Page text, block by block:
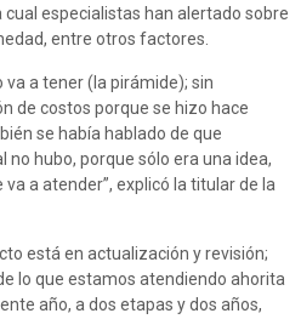
cual especialistas han alertado sobre
entre otros factores.
va a tener (la pirámide); sin
de costos porque se hizo hace
se había hablado de que
no hubo, porque sólo era una idea,
a atender”, explicó la titular de la
está en actualización y revisión;
lo que estamos atendiendo ahorita
año, a dos etapas y dos años,